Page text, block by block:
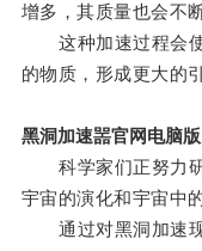
增多，其质量也会不
这种加速过程会使
的物质，形成更大的
黑洞加速噐官网电脑版
科学家们正努力研
宇宙的演化和宇宙中
通过对黑洞加速现